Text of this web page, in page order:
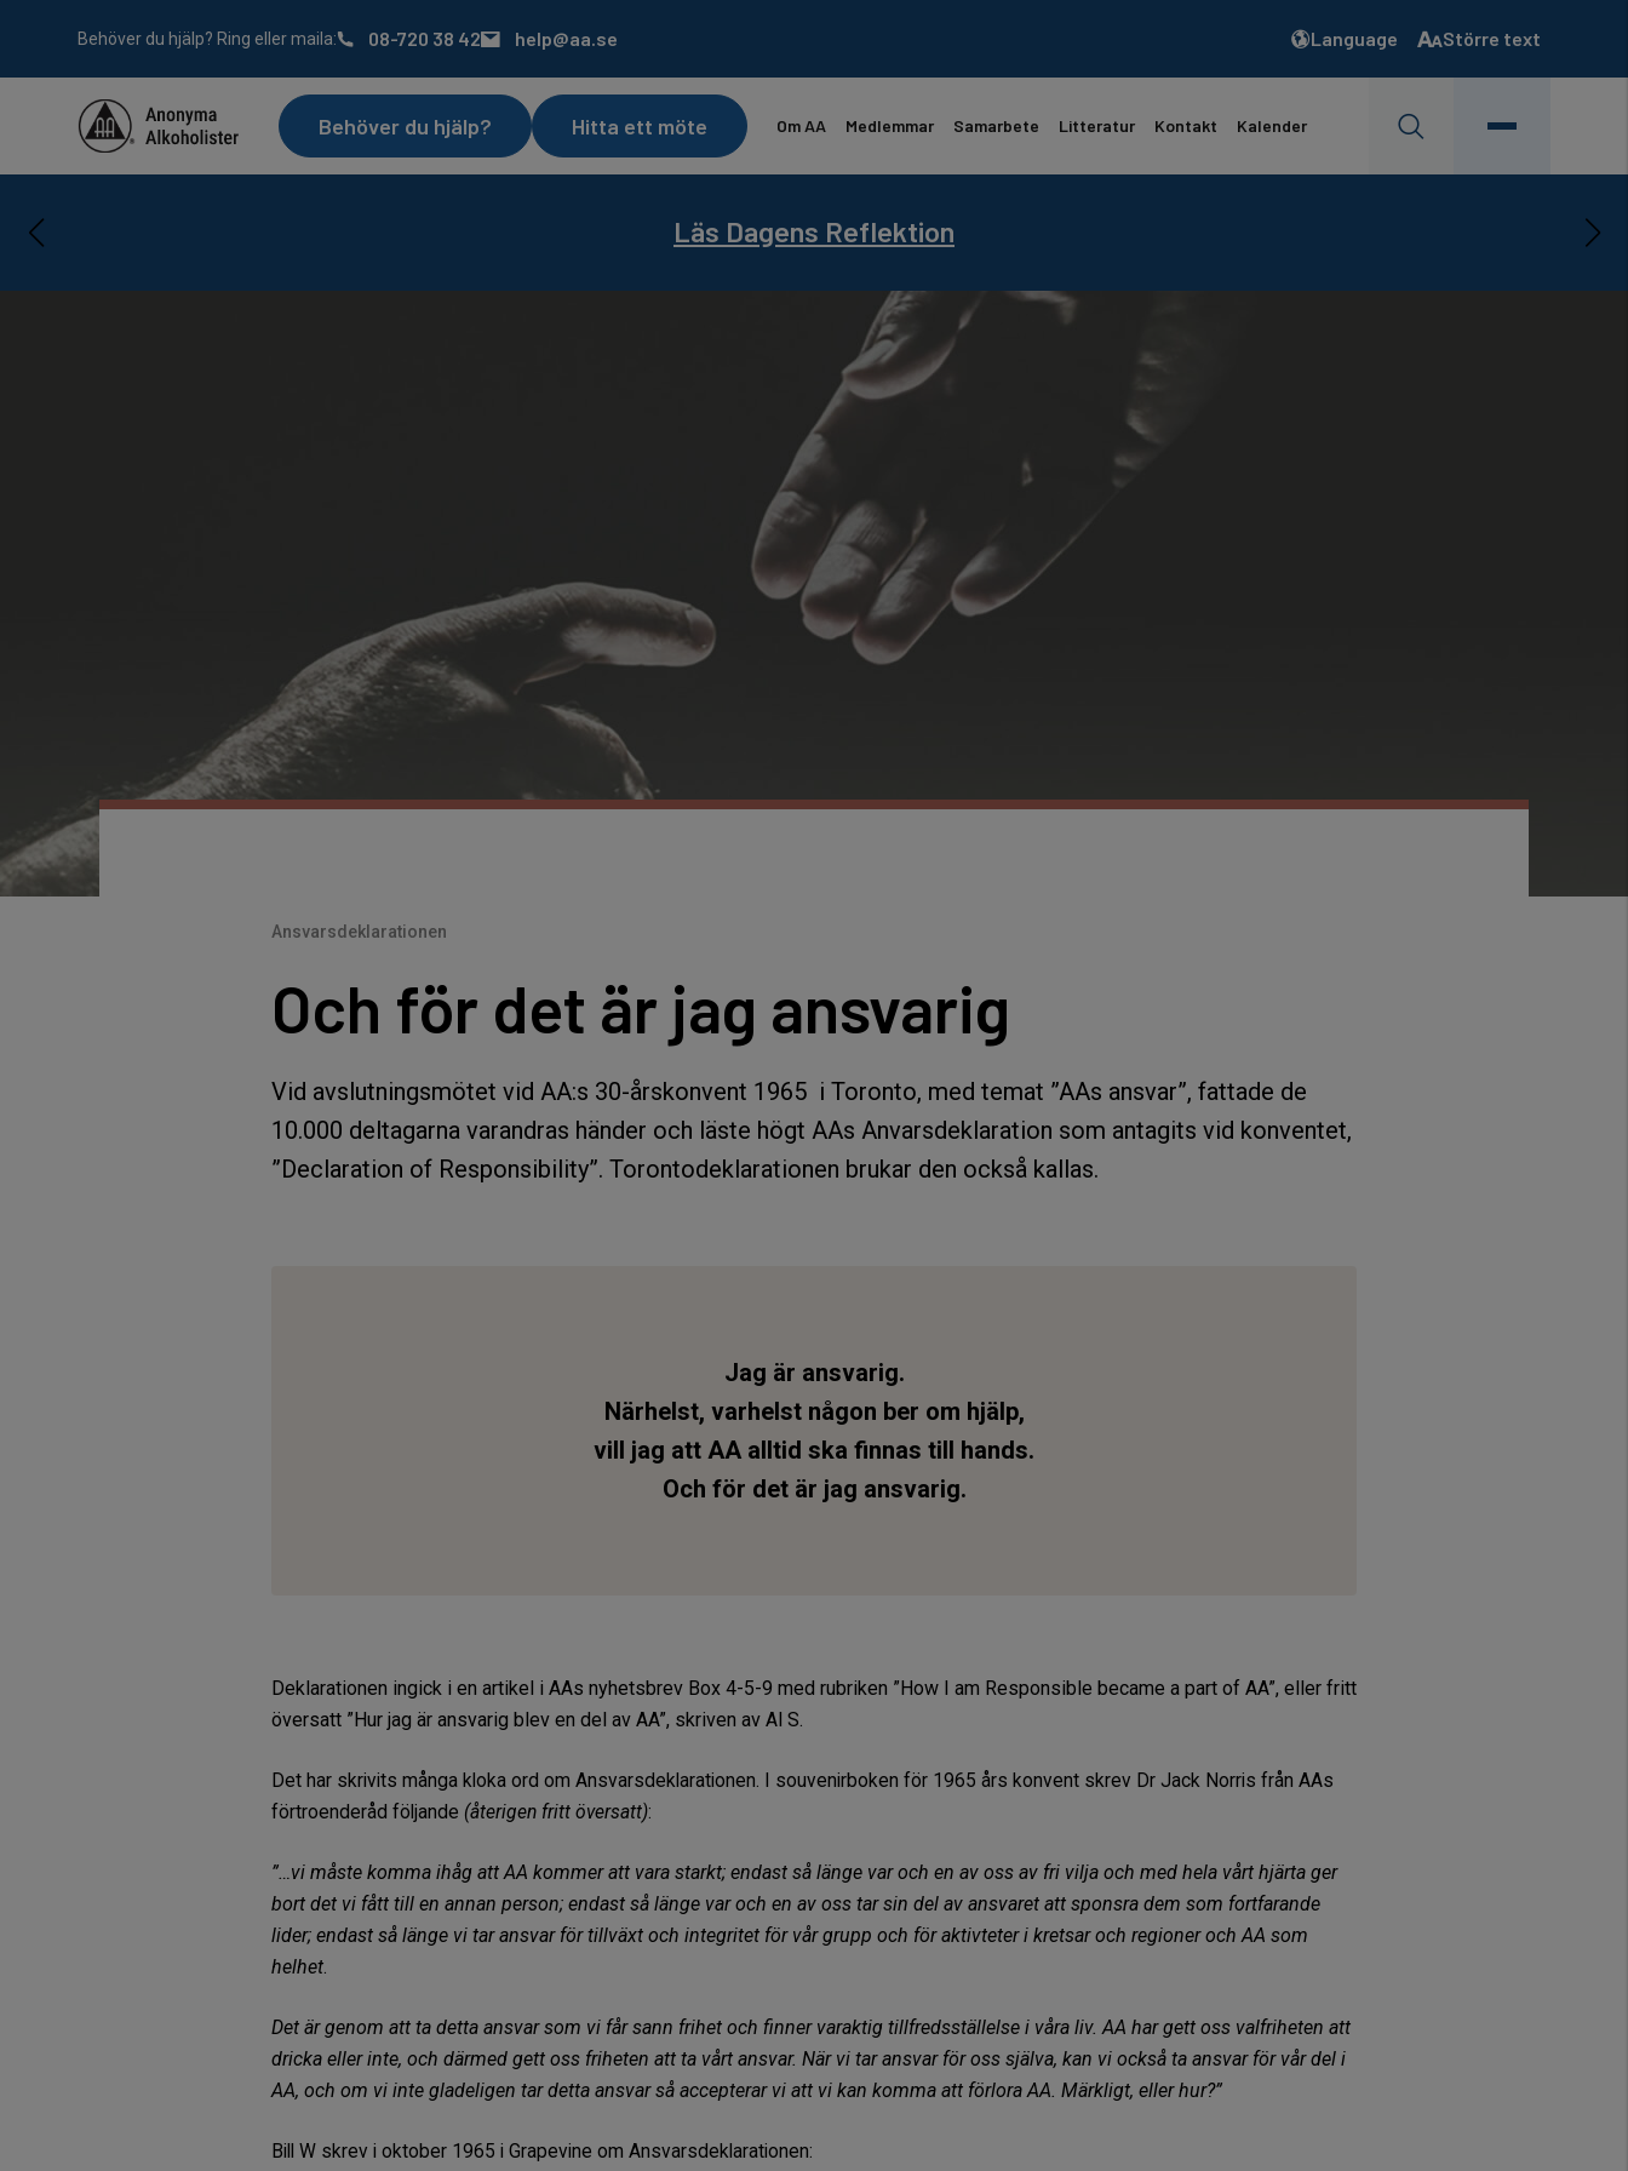
Behöver du hjälp? Ring eller maila: 08-720 38 42 help@aa.se Language Större text
Behöver du hjälp? Hitta ett möte Om AA Medlemmar Samarbete Litteratur Kontakt Kalender
Läs Dagens Reflektion
Prenumerera påServicebladet
Servicekontoret är semesterstängt 22/6 – 17/7.
AA Landsmöte 31/7-2/8. Läs mer…
Ansvarsdeklarationen
Och för det är jag ansvarig
Vid avslutningsmötet vid AA:s 30-årskonvent 1965 i Toronto, med temat ”AAs ansvar”, fattade de
10.000 deltagarna varandras händer och läste högt AAs Anvarsdeklaration som antagits vid konventet,
”Declaration of Responsibility”. Torontodeklarationen brukar den också kallas.
Jag är ansvarig.
Närhelst, varhelst någon ber om hjälp,
vill jag att AA alltid ska finnas till hands.
Och för det är jag ansvarig.
Deklarationen ingick i en artikel i AAs nyhetsbrev Box 4-5-9 med rubriken ”How I am Responsible became a part of AA”, eller fritt
översatt ”Hur jag är ansvarig blev en del av AA”, skriven av Al S.
Det har skrivits många kloka ord om Ansvarsdeklarationen. I souvenirboken för 1965 års konvent skrev Dr Jack Norris från AAs
förtroenderåd följande (återigen fritt översatt):
”…vi måste komma ihåg att AA kommer att vara starkt; endast så länge var och en av oss av fri vilja och med hela vårt hjärta ger
bort det vi fått till en annan person; endast så länge var och en av oss tar sin del av ansvaret att sponsra dem som fortfarande
lider; endast så länge vi tar ansvar för tillväxt och integritet för vår grupp och för aktivteter i kretsar och regioner och AA som
helhet.
Det är genom att ta detta ansvar som vi får sann frihet och finner varaktig tillfredsställelse i våra liv. AA har gett oss valfriheten att
dricka eller inte, och därmed gett oss friheten att ta vårt ansvar. När vi tar ansvar för oss själva, kan vi också ta ansvar för vår del i
AA, och om vi inte gladeligen tar detta ansvar så accepterar vi att vi kan komma att förlora AA. Märkligt, eller hur?”
Bill W skrev i oktober 1965 i Grapevine om Ansvarsdeklarationen: